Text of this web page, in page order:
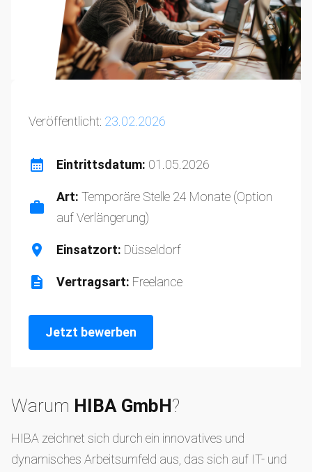
Veröffentlicht: 23.02.2026
Eintrittsdatum: 01.05.2026
Art: Temporäre Stelle 24 Monate (Option
auf Verlängerung)
Einsatzort: Düsseldorf
Vertragsart: Freelance
Jetzt bewerben
Warum HIBA GmbH?
HIBA zeichnet sich durch ein innovatives und
dynamisches Arbeitsumfeld aus, das sich auf IT- und